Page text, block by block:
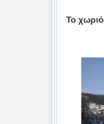
Το χωριό